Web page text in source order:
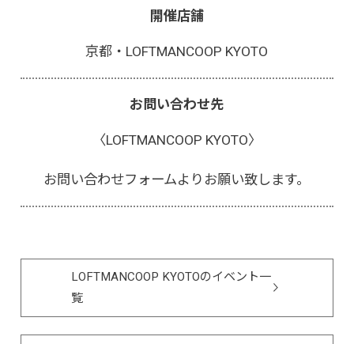
開催店舗
京都・LOFTMANCOOP KYOTO
お問い合わせ先
〈LOFTMANCOOP KYOTO〉
お問い合わせフォームよりお願い致します。
LOFTMANCOOP KYOTOのイベント一
覧